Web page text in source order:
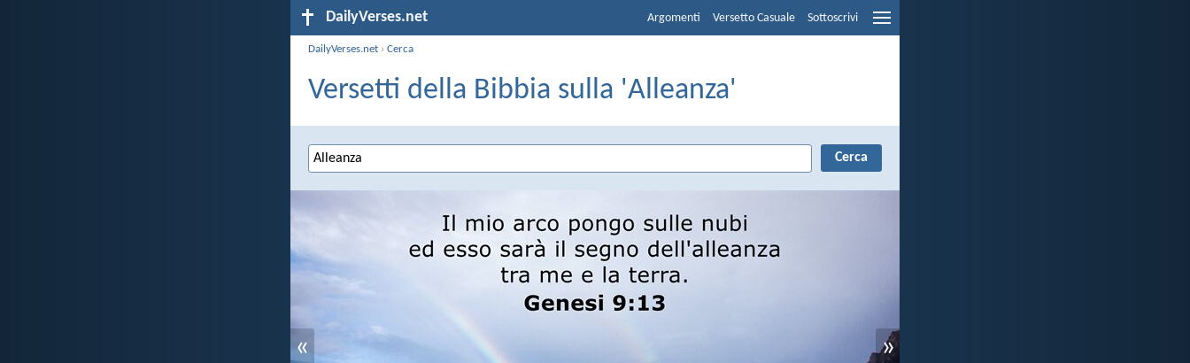
DailyVerses.net Argomenti Versetto Casuale Sottoscrivi
DailyVerses.net ›Cerca
Versetti della Bibbia sulla 'Alleanza'
« »